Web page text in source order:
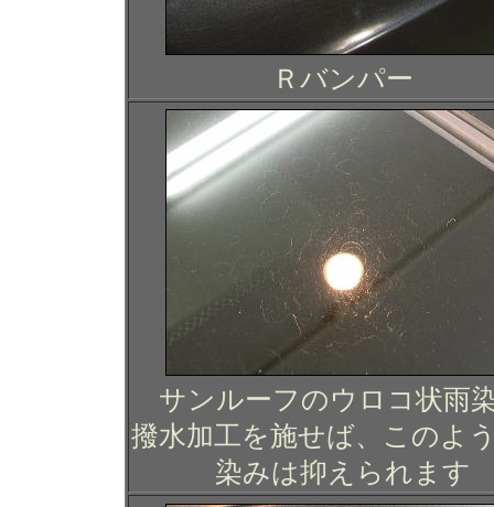
Ｒバンパー
サンルーフのウロコ状雨
撥水加工を施せば、このよ
染みは抑えられます